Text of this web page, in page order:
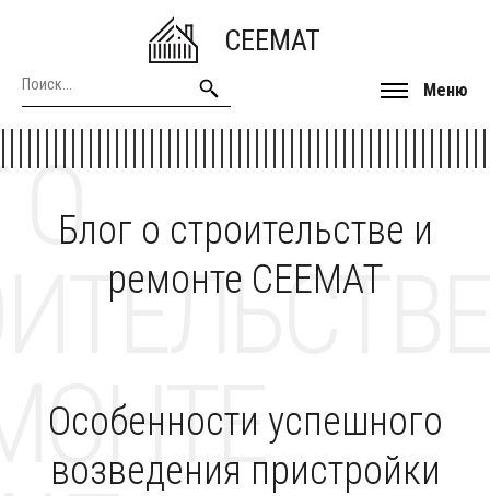
CEEMAT
Меню
Блог о строительстве и
ремонте CEEMAT
О
Особенности успешного
возведения пристройки